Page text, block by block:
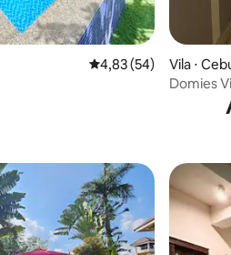
4,83 de uma
4,83 (54)
Vila ⋅
Domies